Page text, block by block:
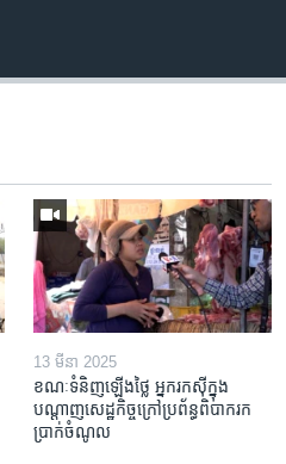
13 មីនា 2025
ខណៈទំនិញឡើងថ្លៃ អ្នករកស៊ីក្នុង​
បណ្តាញ​សេដ្ឋកិច្ចក្រៅ​ប្រព័ន្ធពិបាក​រក​
ប្រាក់​ចំណូល